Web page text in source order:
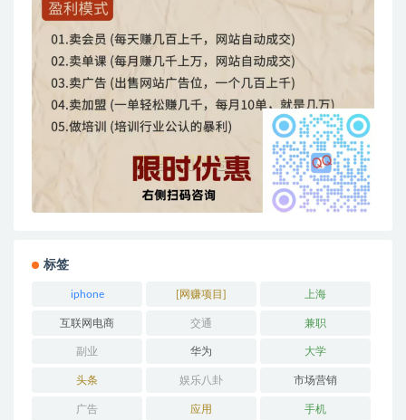
标签
iphone [网赚项目] 上海
互联网电商 交通 兼职
副业 华为 大学
头条 娱乐八卦 市场营销
广告 应用 手机